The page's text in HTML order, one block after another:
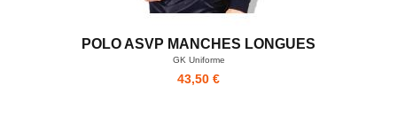
POLO ASVP MANCHES LONGUES
GK Uniforme
43,50 €